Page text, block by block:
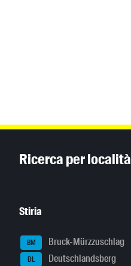
Ricerca per località
Stiria
BM Bruck-Mürzzuschlag
DL Deutschlandsberg